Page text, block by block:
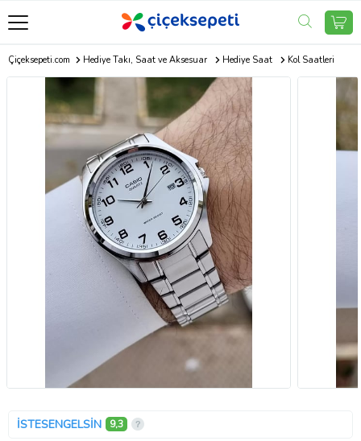
Çiçeksepeti.com Hediye Takı, Saat ve Aksesuar Hediye Saat Kol Saatleri
İSTESENGELSİN 9,3